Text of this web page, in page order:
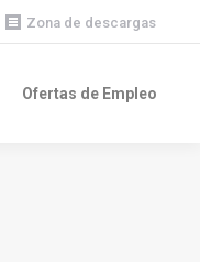
Zona de descargas
Ofertas de Empleo